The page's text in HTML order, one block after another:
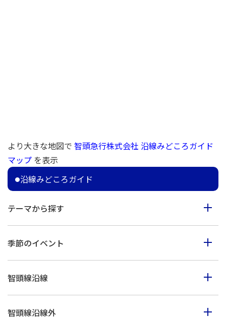
より大きな地図で 智頭急行株式会社 沿線みどころガイド
マップ を表示
沿線みどころガイド
テーマから探す
歩く
買う
季節のイベント
秋のイベント
智頭線沿線
智頭線沿線外